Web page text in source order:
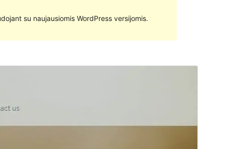
su naujausiomis WordPress versijomis.
Atnaujinta